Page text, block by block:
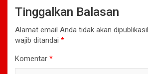
Tinggalkan Balasan
Alamat email Anda tidak akan
wajib ditandai *
Komentar *